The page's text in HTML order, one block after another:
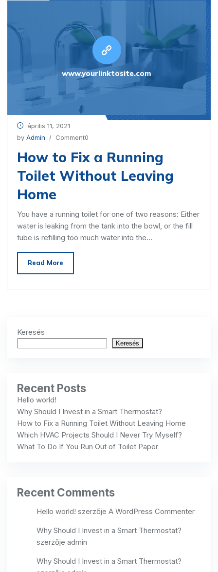
www.yourlinktosite.com
április 11, 2021
by Admin / Comment0
How to Fix a Running
Toilet Without Leaving
Home
You have a running toilet for one of two reasons: Either
water is leaking from the tank into the bowl, or the fill
tube is refilling too much water into the…
Read More
Keresés
Keresés
Recent Posts
Hello world!
Why Should I Invest in a Smart Thermostat?
How to Fix a Running Toilet Without Leaving Home
Which HVAC Projects Should I Never Try Myself?
What To Do If You Run Out of Toilet Paper
Recent Comments
Hello world! szerzője A WordPress Commenter
Why Should I Invest in a Smart Thermostat?
szerzője admin
Why Should I Invest in a Smart Thermostat?